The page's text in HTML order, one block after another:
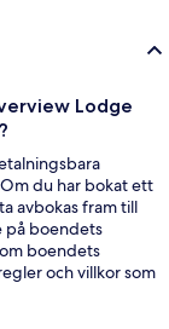
Lodge
du har bokat ett
avbokas fram till
på boendets
boendets
och villkor som